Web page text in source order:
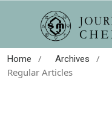
Home / Archives /
Regular Articles